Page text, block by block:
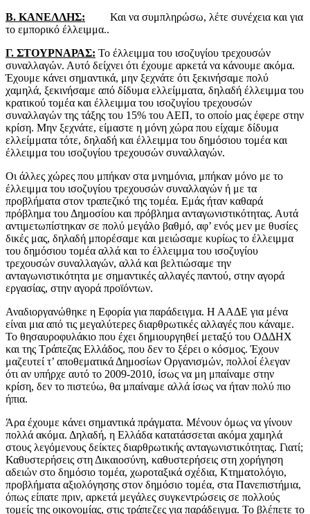
Β. ΚΑΝΕΛΛΗΣ: Και να συμπληρώσω, λέτε συνέχεια και για
το εμπορικό έλλειμμα..
Γ. ΣΤΟΥΡΝΑΡΑΣ: Το έλλειμμα του ισοζυγίου τρεχουσών
συναλλαγών. Αυτό δείχνει ότι έχουμε αρκετά να κάνουμε ακόμα.
Έχουμε κάνει σημαντικά, μην ξεχνάτε ότι ξεκινήσαμε πολύ
χαμηλά, ξεκινήσαμε από δίδυμα ελλείμματα, δηλαδή έλλειμμα του
κρατικού τομέα και έλλειμμα του ισοζυγίου τρεχουσών
συναλλαγών της τάξης του 15% του ΑΕΠ, το οποίο μας έφερε στην
κρίση. Μην ξεχνάτε, είμαστε η μόνη χώρα που είχαμε δίδυμα
ελλείμματα τότε, δηλαδή και έλλειμμα του δημόσιου τομέα και
έλλειμμα του ισοζυγίου τρεχουσών συναλλαγών.
Οι άλλες χώρες που μπήκαν στα μνημόνια, μπήκαν μόνο με το
έλλειμμα του ισοζυγίου τρεχουσών συναλλαγών ή με τα
προβλήματα στον τραπεζικό της τομέα. Εμάς ήταν καθαρά
πρόβλημα του Δημοσίου και πρόβλημα ανταγωνιστικότητας. Αυτά
αντιμετωπίστηκαν σε πολύ μεγάλο βαθμό, αφ’ ενός μεν με θυσίες
δικές μας, δηλαδή μπορέσαμε και μειώσαμε κυρίως το έλλειμμα
του δημόσιου τομέα αλλά και το έλλειμμα του ισοζυγίου
τρεχουσών συναλλαγών, αλλά και βελτιώσαμε την
ανταγωνιστικότητα με σημαντικές αλλαγές παντού, στην αγορά
εργασίας, στην αγορά προϊόντων.
Αναδιοργανώθηκε η Εφορία για παράδειγμα. Η ΑΑΔΕ για μένα
είναι μια από τις μεγαλύτερες διαρθρωτικές αλλαγές που κάναμε.
Το θησαυροφυλάκιο που έχει δημιουργηθεί μεταξύ του ΟΔΔΗΧ
και της Τράπεζας Ελλάδος, που δεν το ξέρει ο κόσμος. Έχουν
μαζευτεί τ’ αποθεματικά Δημοσίων Οργανισμών, πολλοί έλεγαν
ότι αν υπήρχε αυτό το 2009-2010, ίσως να μη μπαίναμε στην
κρίση, δεν το πιστεύω, θα μπαίναμε αλλά ίσως να ήταν πολύ πιο
ήπια.
Άρα έχουμε κάνει σημαντικά πράγματα. Μένουν όμως να γίνουν
πολλά ακόμα. Δηλαδή, η Ελλάδα κατατάσσεται ακόμα χαμηλά
στους λεγόμενους δείκτες διαρθρωτικής ανταγωνιστικότητας. Γιατί;
Καθυστερήσεις στη Δικαιοσύνη, καθυστερήσεις στη χορήγηση
αδειών στο δημόσιο τομέα, χωροταξικά σχέδια, Κτηματολόγιο,
προβλήματα αξιολόγησης στον δημόσιο τομέα, στα Πανεπιστήμια,
όπως είπατε πριν, αρκετά μεγάλες συγκεντρώσεις σε πολλούς
τομείς της οικονομίας, στις τράπεζες για παράδειγμα. Το βλέπετε το